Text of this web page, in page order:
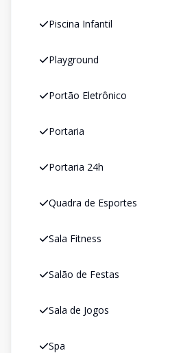
Piscina Infantil
Playground
Portão Eletrônico
Portaria
Portaria 24h
Quadra de Esportes
Sala Fitness
Salão de Festas
Sala de Jogos
Spa